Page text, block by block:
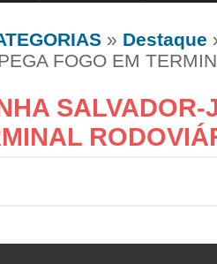
» Destaque
FOGO EM
SALVADOR-